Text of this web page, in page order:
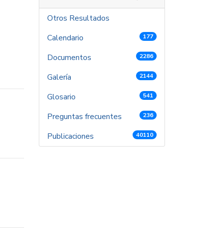
Otros Resultados
Calendario
177
Documentos 2286
Galería 2144
Glosario 541
Preguntas frecuentes 236
Publicaciones 40110